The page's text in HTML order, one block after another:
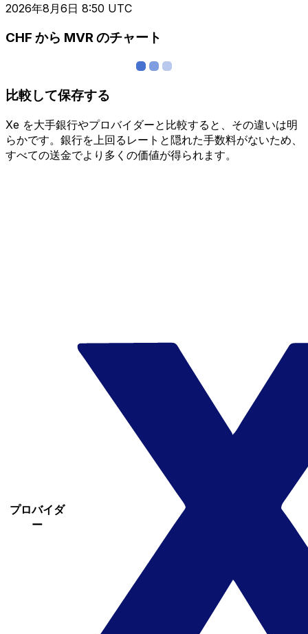
2026年8月6日 8:50 UTC
CHF から MVR のチャート
比較して保存する
Xe を大手銀行やプロバイダーと比較すると、その違いは明
らかです。銀行を上回るレートと隠れた手数料がないため、
すべての送金でより多くの価値が得られます。
プロバイダ
ー